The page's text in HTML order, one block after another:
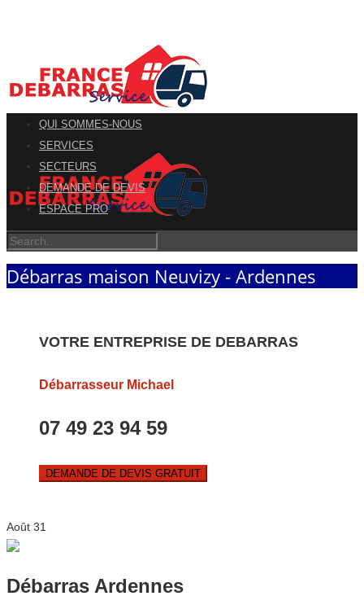
QUI SOMMES-NOUS
SERVICES
SECTEURS
DEMANDE DE DEVIS
ESPACE PRO
Débarras maison Neuvizy - Ardennes
VOTRE ENTREPRISE DE DEBARRAS
Débarrasseur Michael
07 49 23 94 59
DEMANDE DE DEVIS GRATUIT
Août 31
Débarras Ardennes